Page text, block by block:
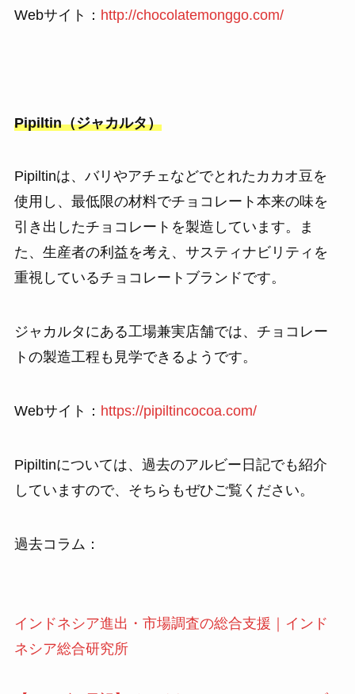
Webサイト： http://chocolatemonggo.com/
Pipiltin（ジャカルタ）
Pipiltinは、バリやアチェなどでとれたカカオ豆を
使用し、最低限の材料でチョコレート本来の味を
引き出したチョコレートを製造しています。ま
た、生産者の利益を考え、サスティナビリティを
重視しているチョコレートブランドです。
ジャカルタにある工場兼実店舗では、チョコレー
トの製造工程も見学できるようです。
Webサイト： https://pipiltincocoa.com/
Pipiltinについては、過去のアルビー日記でも紹介
していますので、そちらもぜひご覧ください。
過去コラム：
インドネシア進出・市場調査の総合支援｜インド
ネシア総合研究所